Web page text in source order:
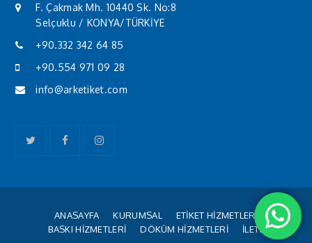
F. Çakmak Mh. 10440 Sk. No:8
Selçuklu / KONYA/TÜRKİYE
+90.332 342 64 85
+90.554 971 09 28
info@arketiket.com
TwitterFacebookInstagram
ANASAYFA KURUMSAL
ETİKET HİZMETLERİ
BASKI HİZMETLERİ
DÖKÜM HİZMETLERİ İLETİŞİM